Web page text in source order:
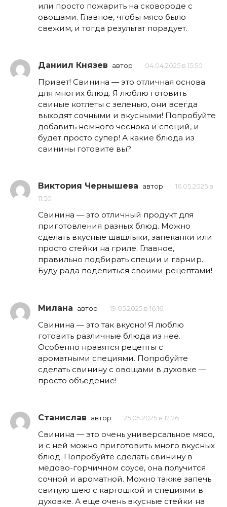
или просто пожарить на сковороде с
овощами. Главное, чтобы мясо было
свежим, и тогда результат порадует.
Даниил Князев автор 04.04.2025 в 15:50
Привет! Свинина — это отличная основа
для многих блюд. Я люблю готовить
свиные котлеты с зеленью, они всегда
выходят сочными и вкусными! Попробуйте
добавить немного чеснока и специй, и
будет просто супер! А какие блюда из
свинины готовите вы?
Виктория Чернышева автор
16.05.2025 в
11:50
Свинина — это отличный продукт для
приготовления разных блюд. Можно
сделать вкусные шашлыки, запеканки или
просто стейки на гриле. Главное,
правильно подбирать специи и гарнир.
Буду рада поделиться своими рецептами!
Милана автор 19.05.2025 в 16:16
Свинина — это так вкусно! Я люблю
готовить различные блюда из нее.
Особенно нравятся рецепты с
ароматными специями. Попробуйте
сделать свинину с овощами в духовке —
просто объедение!
Станислав автор 25.05.2025 в 12:26
Свинина — это очень универсальное мясо,
и с ней можно приготовить много вкусных
блюд. Попробуйте сделать свинину в
медово-горчичном соусе, она получится
сочной и ароматной. Можно также запечь
свиную шею с картошкой и специями в
духовке. А еще очень вкусные стейки на